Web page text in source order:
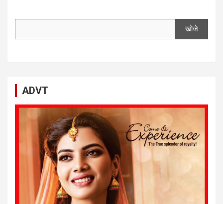
खोजे
ADVT